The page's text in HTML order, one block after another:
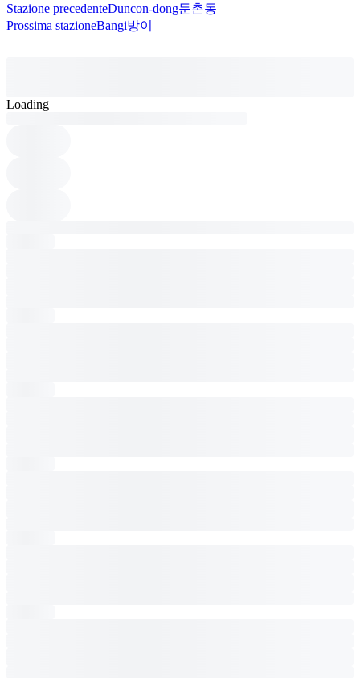
Stazione precedenteDuncon-dong둔촌동
Prossima stazioneBangi방이
Loading